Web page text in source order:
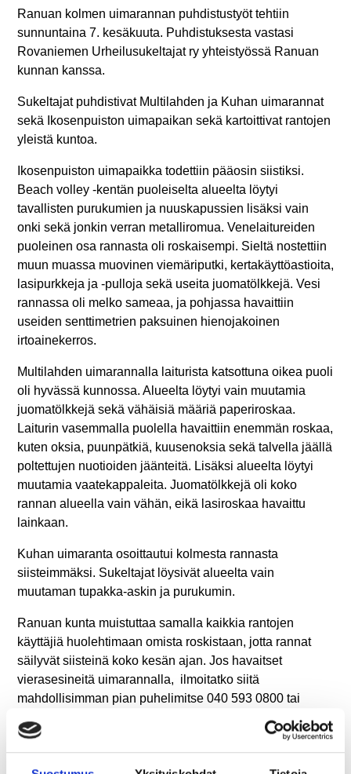
Ranuan kolmen uimarannan puhdistustyöt tehtiin
sunnuntaina 7. kesäkuuta. Puhdistuksesta vastasi
Rovaniemen Urheilusukeltajat ry yhteistyössä Ranuan
kunnan kanssa.
Sukeltajat puhdistivat Multilahden ja Kuhan uimarannat
sekä Ikosenpuiston uimapaikan sekä kartoittivat rantojen
yleistä kuntoa.
Ikosenpuiston uimapaikka todettiin pääosin siistiksi.
Beach volley -kentän puoleiselta alueelta löytyi
tavallisten purukumien ja nuuskapussien lisäksi vain
onki sekä jonkin verran metalliromua. Venelaitureiden
puoleinen osa rannasta oli roskaisempi. Sieltä nostettiin
muun muassa muovinen viemäriputki, kertakäyttöastioita,
lasipurkkeja ja -pulloja sekä useita juomatölkkejä. Vesi
rannassa oli melko sameaa, ja pohjassa havaittiin
useiden senttimetrien paksuinen hienojakoinen
irtoainekerros.
Multilahden uimarannalla laiturista katsottuna oikea puoli
oli hyvässä kunnossa. Alueelta löytyi vain muutamia
juomatölkkejä sekä vähäisiä määriä paperiroskaa.
Laiturin vasemmalla puolella havaittiin enemmän roskaa,
kuten oksia, puunpätkiä, kuusenoksia sekä talvella jäällä
poltettujen nuotioiden jäänteitä. Lisäksi alueelta löytyi
muutamia vaatekappaleita. Juomatölkkejä oli koko
rannan alueella vain vähän, eikä lasiroskaa havaittu
lainkaan.
Kuhan uimaranta osoittautui kolmesta rannasta
siisteimmäksi. Sukeltajat löysivät alueelta vain
muutaman tupakka-askin ja purukumin.
Ranuan kunta muistuttaa samalla kaikkia rantojen
käyttäjiä huolehtimaan omista roskistaan, jotta rannat
säilyvät siisteinä koko kesän ajan. Jos havaitset
vierasesineitä uimarannalla, ilmoitatko siitä
mahdollisimman pian puhelimitse 040 593 0800 tai